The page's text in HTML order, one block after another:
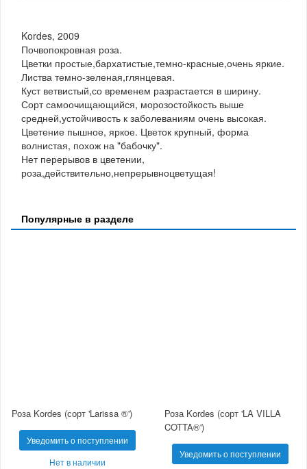
Kordes, 2009
Почвопокровная роза.
Цветки простые,бархатистые,темно-красные,очень яркие.
Листва темно-зеленая,глянцевая.
Куст ветвистый,со временем разрастается в ширину.
Сорт самоочищающийся, морозостойкость выше
средней,устойчивость к заболеваниям очень высокая.
Цветение пышное, яркое. Цветок крупный, форма
волнистая, похож на "бабочку".
Нет перерывов в цветении,
роза,действительно,непрерывноцветущая!
Популярные в разделе
Роза Kordes (сорт 'Larissa ®')
Уведомить о поступлении
Нет в наличии
Роза Kordes (сорт 'LA VILLA
COTTA®')
Уведомить о поступлении